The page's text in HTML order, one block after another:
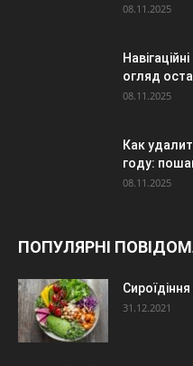
08.11.2025
огляд
08.11.2025
Как
году:
08.11.2025
ПОПУЛЯРНІ
31.12.2021